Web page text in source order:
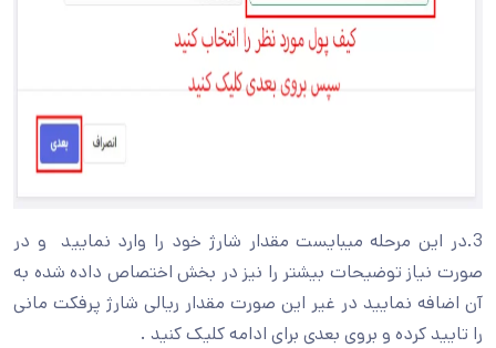
3.در این مرحله میبایست مقدار شارژ خود را وارد نمایید و در
صورت نیاز توضیحات بیشتر را نیز در بخش اختصاص داده شده به
آن اضافه نمایید در غیر این صورت مقدار ریالی شارژ پرفکت مانی
را تایید کرده و بروی بعدی برای ادامه کلیک کنید .